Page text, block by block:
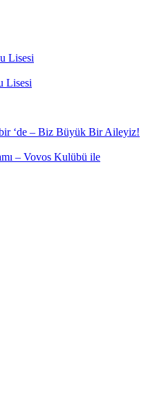
Lisesi
Lisesi
‘de – Biz Büyük Bir Aileyiz!
– Vovos Kulübü ile